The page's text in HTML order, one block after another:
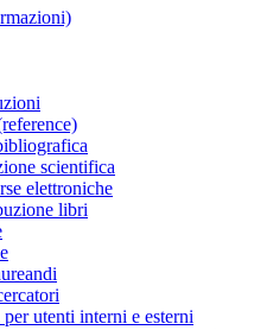
scientifica
elettroniche
libri
utenti interni e esterni